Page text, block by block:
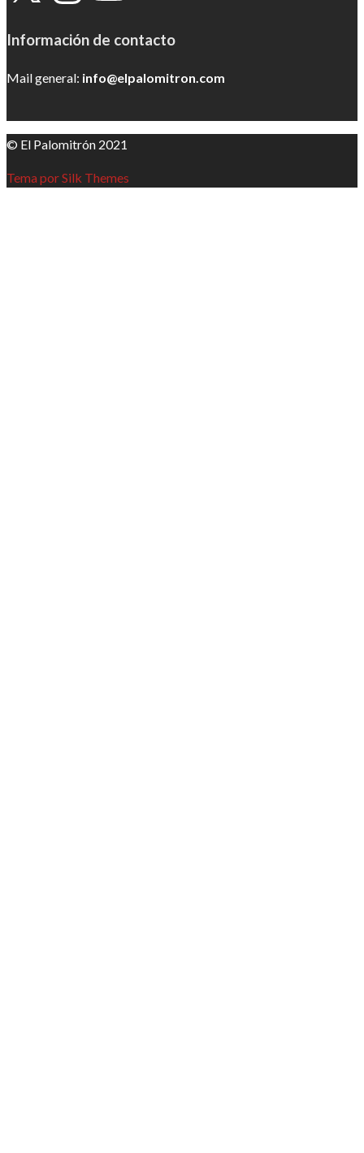
Información de contacto
Mail general: info@elpalomitron.com
© El Palomitrón 2021
Tema por Silk Themes